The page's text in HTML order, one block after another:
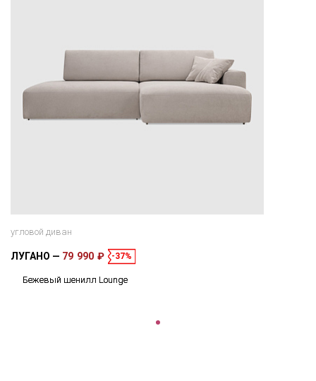
угловой диван
ЛУГАНО 79 990 ₽ -37%
Бежевый шенилл Lounge